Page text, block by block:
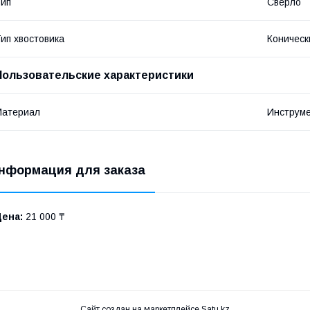
хвостовика
характеристики
для заказа
21 000 ₸